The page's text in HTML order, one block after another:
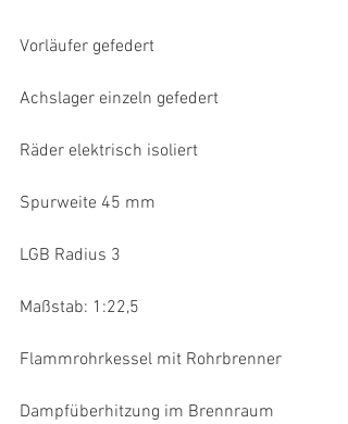
Vorläufer gefedert
Achslager einzeln gefedert
Räder elektrisch isoliert
Spurweite 45 mm
LGB Radius 3
Maßstab: 1:22,5
Flammrohrkessel mit Rohrbrenner
Dampfüberhitzung im Brennraum